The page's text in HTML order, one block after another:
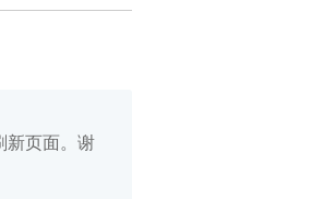
新页面。谢